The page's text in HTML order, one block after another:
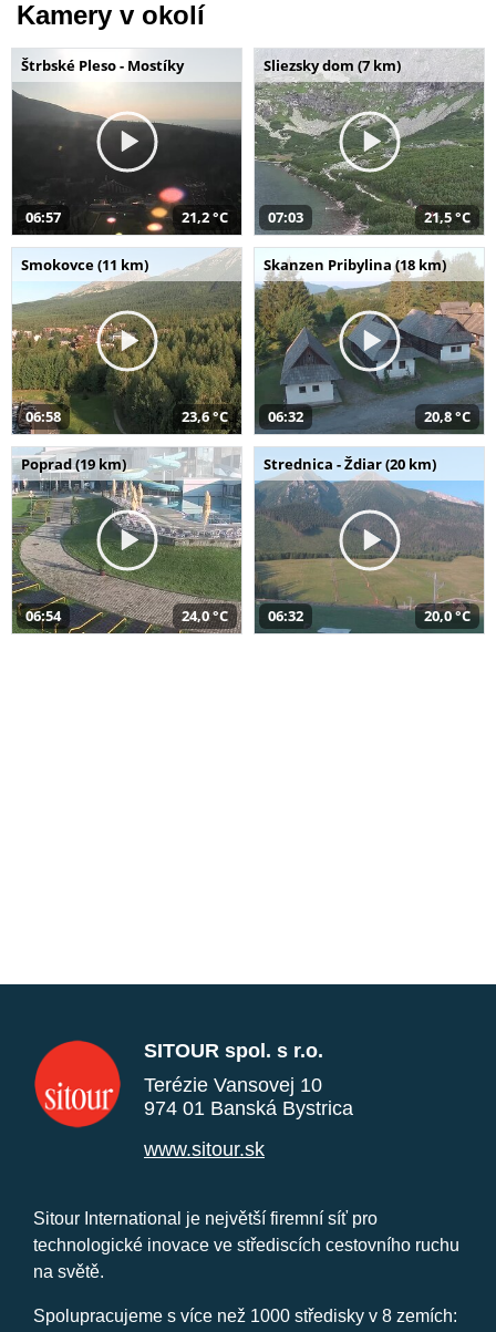
Kamery v okolí
Štrbské Pleso - Mostíky
06:57 21,2 °C
Sliezsky dom (7 km)
07:03 21,5 °C
Smokovce (11 km)
06:58 23,6 °C
Skanzen Pribylina (18 km)
06:32 20,8 °C
Poprad (19 km)
06:54 24,0 °C
Strednica - Ždiar (20 km)
06:32 20,0 °C
SITOUR spol. s r.o.
Terézie Vansovej 10
974 01 Banská Bystrica
www.sitour.sk
Sitour International je největší firemní síť pro
technologické inovace ve střediscích cestovního ruchu
na světě.
Spolupracujeme s více než 1000 středisky v 8 zemích: